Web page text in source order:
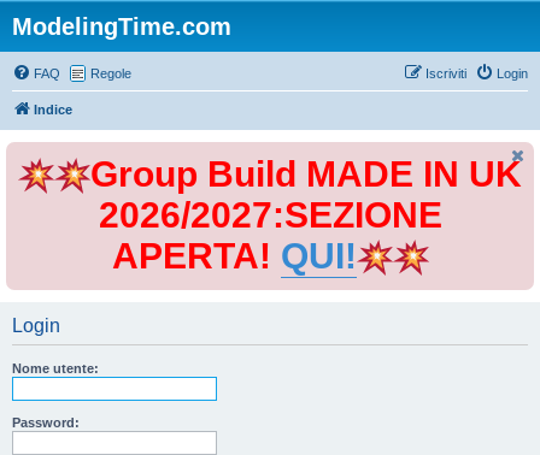
ModelingTime.com
FAQ Regole Login
Iscriviti
Indice
Group Build MADE IN UK
2026/2027:SEZIONE
APERTA! QUI!
Login
Nome utente:
Password: